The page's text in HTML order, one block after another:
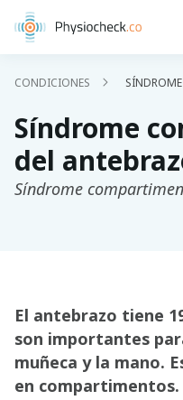
CONDICIONES
Síndrome
del
Síndrome
El antebrazo tiene
son importantes
muñeca y la mano.
en compartimentos.